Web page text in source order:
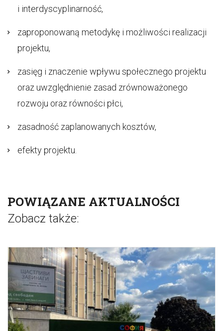
i interdyscyplinarność,
zaproponowaną metodykę i możliwości realizacji
projektu,
zasięg i znaczenie wpływu społecznego projektu
oraz uwzględnienie zasad zrównoważonego
rozwoju oraz równości płci,
zasadność zaplanowanych kosztów,
efekty projektu.
POWIĄZANE AKTUALNOŚCI
Zobacz także: